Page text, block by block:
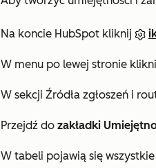
Na koncie HubSpot kliknij
W menu po lewej stronie
W sekcji Źródła zgłoszeń i
Przejdź do zakładki
W tabeli pojawią się